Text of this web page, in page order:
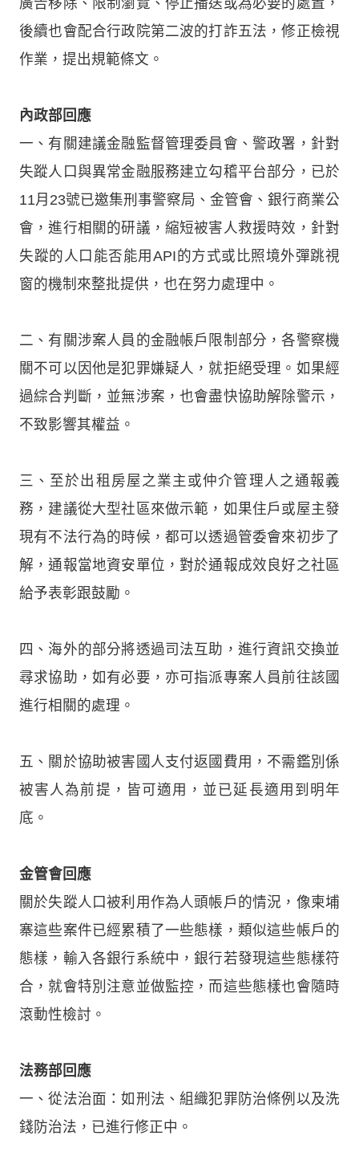
後續也會配合行政院第二波的打詐五法，修正檢視
作業，提出規範條文。
內政部回應
一、有關建議金融監督管理委員會、警政署，針對
失蹤人口與異常金融服務建立勾稽平台部分，已於
11月23號已邀集刑事警察局、金管會、銀行商業公
會，進行相關的研議，縮短被害人救援時效，針對
失蹤的人口能否能用API的方式或比照境外彈跳視
窗的機制來整批提供，也在努力處理中。
二、有關涉案人員的金融帳戶限制部分，各警察機
關不可以因他是犯罪嫌疑人，就拒絕受理。如果經
過綜合判斷，並無涉案，也會盡快協助解除警示，
不致影響其權益。
三、至於出租房屋之業主或仲介管理人之通報義
務，建議從大型社區來做示範，如果住戶或屋主發
現有不法行為的時候，都可以透過管委會來初步了
解，通報當地資安單位，對於通報成效良好之社區
給予表彰跟鼓勵。
四、海外的部分將透過司法互助，進行資訊交換並
尋求協助，如有必要，亦可指派專案人員前往該國
進行相關的處理。
五、關於協助被害國人支付返國費用，不需鑑別係
被害人為前提，皆可適用，並已延長適用到明年
底。
金管會回應
關於失蹤人口被利用作為人頭帳戶的情況，像柬埔
寨這些案件已經累積了一些態樣，類似這些帳戶的
態樣，輸入各銀行系統中，銀行若發現這些態樣符
合，就會特別注意並做監控，而這些態樣也會隨時
滾動性檢討。
法務部回應
一、從法治面：如刑法、組織犯罪防治條例以及洗
錢防治法，已進行修正中。